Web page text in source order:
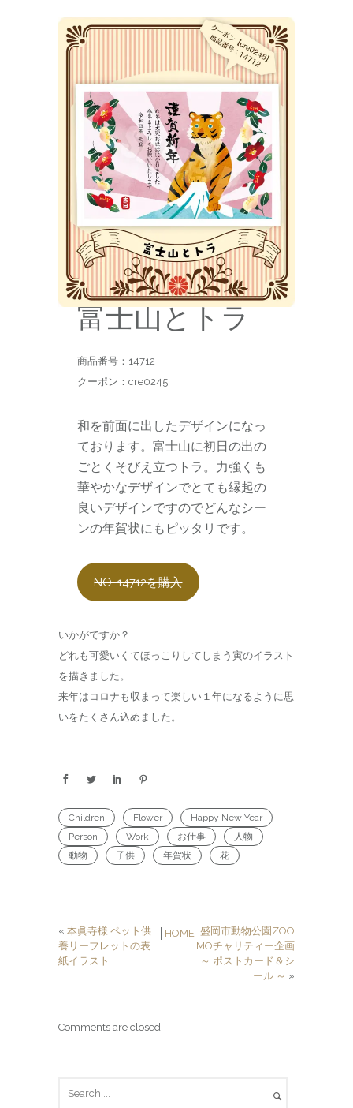
富士山とトラ
商品番号：14712
クーポン：cre0245
和を前面に出したデザインになっ
ております。富士山に初日の出の
ごとくそびえ立つトラ。力強くも
華やかなデザインでとても縁起の
良いデザインですのでどんなシー
ンの年賀状にもピッタリです。
NO. 14712を購入
いかがですか？
どれも可愛いくてほっこりしてしまう寅のイラスト
を描きました。
来年はコロナも収まって楽しい１年になるように思
いをたくさん込めました。
Children Flower
Happy New Year
Person
Work お仕事
人物
動物
子供 年賀状 花
« 本眞寺様 ペット供
養リーフレットの表
紙イラスト
HOME 盛岡市動物公園ZOO
MOチャリティー企画
～ ポストカード＆シ
ール ～ »
Comments are closed.